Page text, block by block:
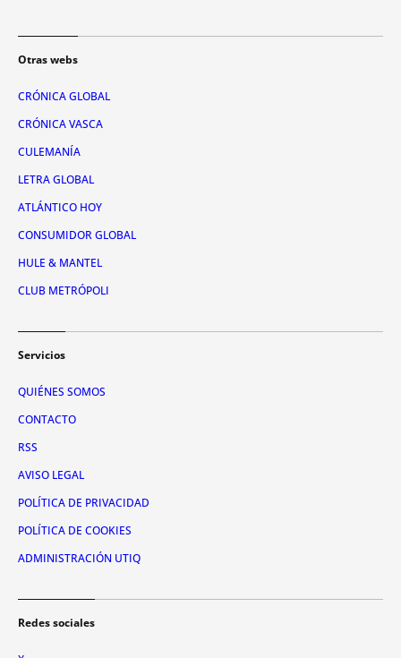
Otras webs
CRÓNICA GLOBAL
CRÓNICA VASCA
CULEMANÍA
LETRA GLOBAL
ATLÁNTICO HOY
CONSUMIDOR GLOBAL
HULE & MANTEL
CLUB METRÓPOLI
Servicios
QUIÉNES SOMOS
CONTACTO
RSS
AVISO LEGAL
POLÍTICA DE PRIVACIDAD
POLÍTICA DE COOKIES
ADMINISTRACIÓN UTIQ
Redes sociales